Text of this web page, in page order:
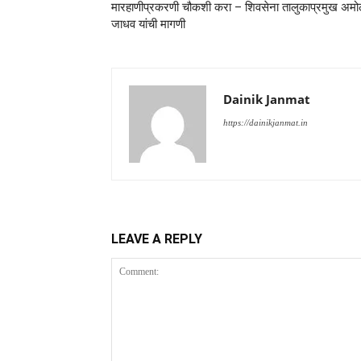
मारहाणीप्रकरणी चौकशी करा – शिवसेना तालुकाप्रमुख
जाधव यांची मागणी
Dainik Janmat
https://dainikjanmat.in
LEAVE A REPLY